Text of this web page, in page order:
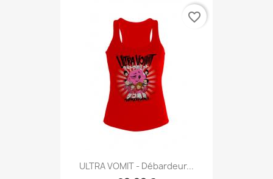
ULTRA VOMIT - Débardeur...
favorite_border